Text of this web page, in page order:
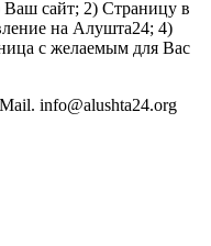
Ваш сайт; 2) Страницу в
на Алушта24; 4)
с желаемым для Вас
info@alushta24.org